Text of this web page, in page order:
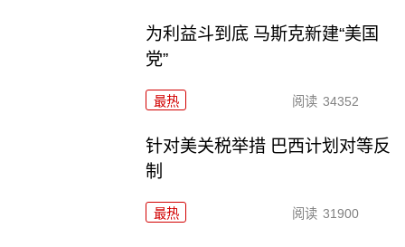
为利益斗到底 马斯克新建“美国
党”
最热 阅读 34352
针对美关税举措 巴西计划对等反
制
最热 阅读 31900